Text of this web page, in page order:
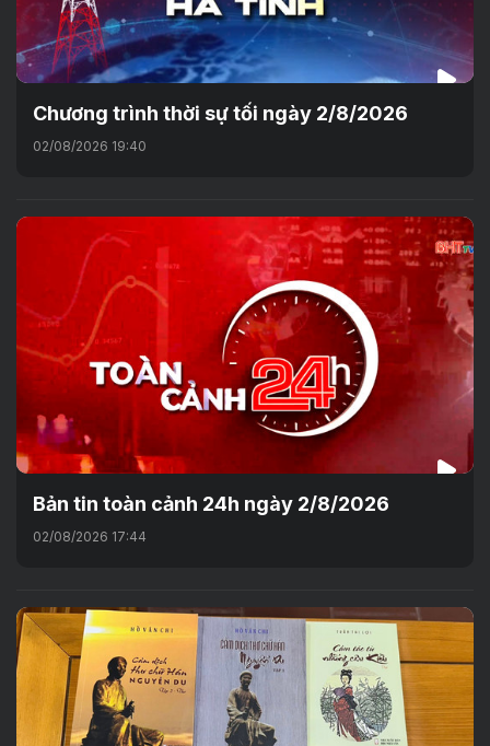
Chương trình thời sự tối ngày 2/8/2026
02/08/2026 19:40
Bản tin toàn cảnh 24h ngày 2/8/2026
02/08/2026 17:44